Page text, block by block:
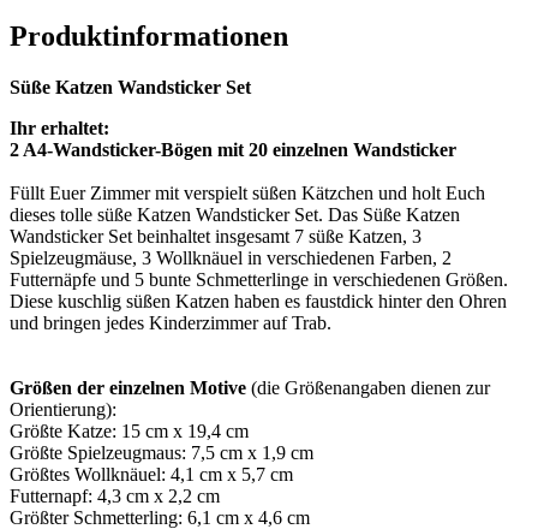
Produktinformationen
Süße Katzen Wandsticker Set
Ihr erhaltet:
2 A4-Wandsticker-Bögen mit 20 einzelnen Wandsticker
Füllt Euer Zimmer mit verspielt süßen Kätzchen und holt Euch
dieses tolle süße Katzen Wandsticker Set. Das Süße Katzen
Wandsticker Set beinhaltet insgesamt 7 süße Katzen, 3
Spielzeugmäuse, 3 Wollknäuel in verschiedenen Farben, 2
Futternäpfe und 5 bunte Schmetterlinge in verschiedenen Größen.
Diese kuschlig süßen Katzen haben es faustdick hinter den Ohren
und bringen jedes Kinderzimmer auf Trab.
Größen der einzelnen Motive (die Größenangaben dienen zur
Orientierung):
Größte Katze: 15 cm x 19,4 cm
Größte Spielzeugmaus: 7,5 cm x 1,9 cm
Größtes Wollknäuel: 4,1 cm x 5,7 cm
Futternapf: 4,3 cm x 2,2 cm
Größter Schmetterling: 6,1 cm x 4,6 cm